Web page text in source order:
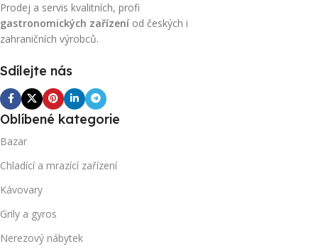
Prodej a servis kvalitních, profi
gastronomických zařízení od českých i
zahraničních výrobců.
Sdílejte nás
Oblíbené kategorie
Bazar
Chladící a mrazící zařízení
Kávovary
Grily a gyros
Nerezový nábytek